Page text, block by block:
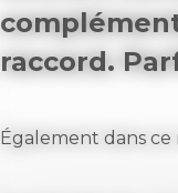
raccord.
Également dans ce